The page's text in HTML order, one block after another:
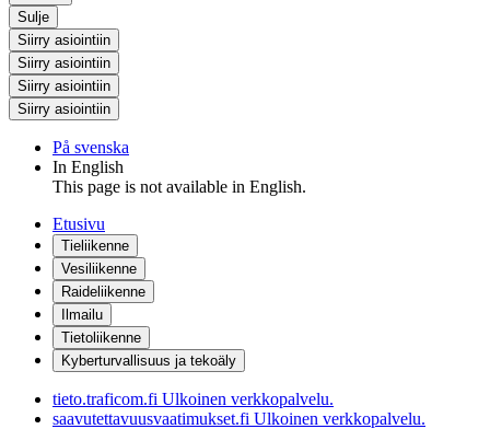
Sulje
Siirry asiointiin
Siirry asiointiin
Siirry asiointiin
Siirry asiointiin
På svenska
In English
This page is not available in English.
Etusivu
Tieliikenne
Vesiliikenne
Raideliikenne
Ilmailu
Tietoliikenne
Kyberturvallisuus ja tekoäly
tieto.traficom.fi Ulkoinen verkkopalvelu.
saavutettavuusvaatimukset.fi Ulkoinen verkkopalvelu.